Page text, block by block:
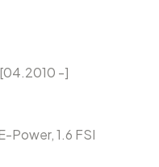
[04.2010 -]
Power, 1.6 FSI